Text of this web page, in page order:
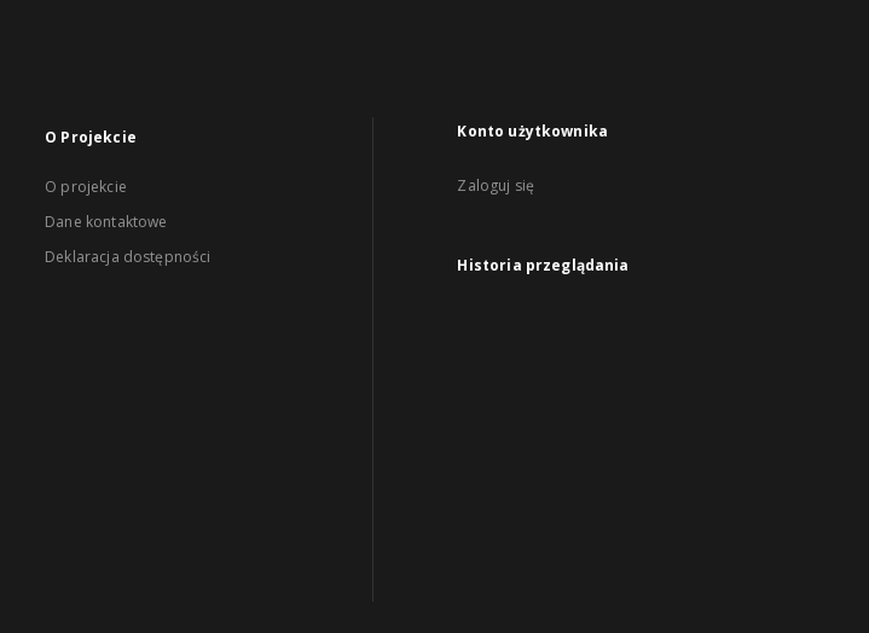
O Projekcie
O projekcie
Dane kontaktowe
Deklaracja dostępności
Konto użytkownika
Zaloguj się
Historia przeglądania